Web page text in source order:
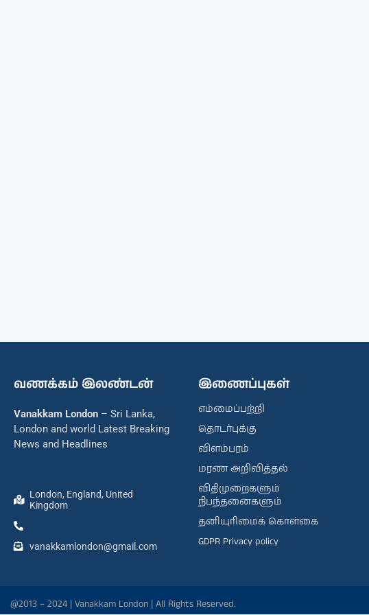
வணக்கம் இலண்டன்
Vanakkam London – Sri Lanka,
London and world Latest Breaking
News and Headlines
London, England, United
Kingdom
vanakkamlondon@gmail.com
இணைப்புகள்
எம்மைப்பற்றி
தொடர்புக்கு
விளம்பரம்
மரண அறிவித்தல்
விதிமுறைகளும்
நிபந்தனைகளும்
தனியுரிமைக் கொள்கை
GDPR Privacy policy
@2013 – 2024 | Vanakkam London | All Rights Reserved.